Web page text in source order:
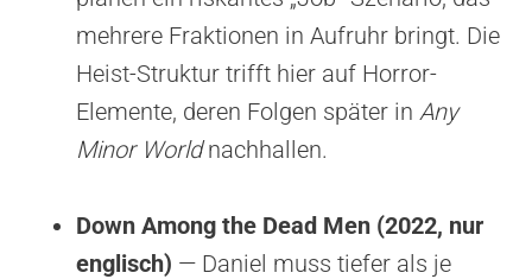
mehrere Fraktionen in Aufruhr bringt. Die
Heist-Struktur trifft hier auf Horror-
Elemente, deren Folgen später in Any
Minor Worldnachhallen.
Down Among the Dead Men (2022, nur
englisch) — Daniel muss tiefer als je